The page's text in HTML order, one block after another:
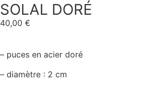
SOLAL DORÉ
40,00 €
– puces en acier doré
– diamètre : 2 cm